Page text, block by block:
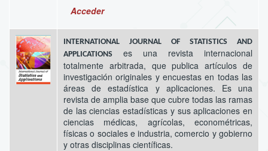
Acceder
INTERNATIONAL JOURNAL OF STATISTICS AND
APPLICATIONS
es una revista internacional
totalmente arbitrada, que publica artículos de
investigación originales y encuestas en todas las
áreas de estadística y aplicaciones. Es una
revista de amplia base que cubre todas las ramas
de las ciencias estadísticas y sus aplicaciones en
ciencias médicas, agrícolas, econométricas,
físicas o sociales e industria, comercio y gobierno
y otras disciplinas científicas.